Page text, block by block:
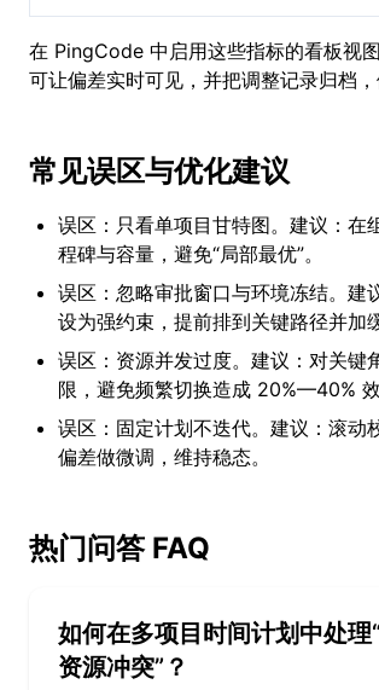
在 PingCode 中启用这些指标的看板视
可让偏差实时可见，并把调整记录归档，
常见误区与优化建议
误区：只看单项目甘特图。建议：在
程碑与容量，避免“局部最优”。
误区：忽略审批窗口与环境冻结。建
设为强约束，提前排到关键路径并加
误区：资源并发过度。建议：对关键
限，避免频繁切换造成 20%—40% 效
误区：固定计划不迭代。建议：滚动
偏差做微调，维持稳态。
热门问答 FAQ
如何在多项目时间计划中处理
资源冲突”？